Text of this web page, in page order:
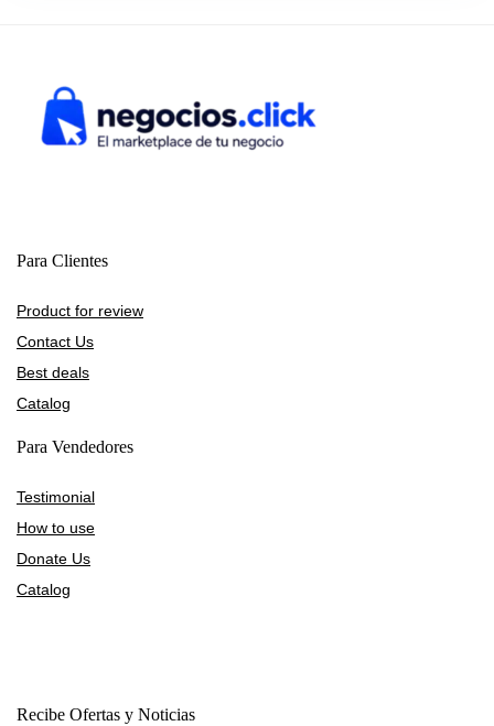
Para Clientes
Product for review
Contact Us
Best deals
Catalog
Para Vendedores
Testimonial
How to use
Donate Us
Catalog
Recibe Ofertas y Noticias